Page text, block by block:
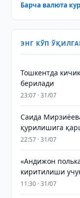
Барча валюта
ЭНГ КЎП
Тошкентда
берилади
23:07 · 31/07
Саида
қурилишига
22:57 · 31/07
«Андижон
киритилиши
11:30 · 31/07